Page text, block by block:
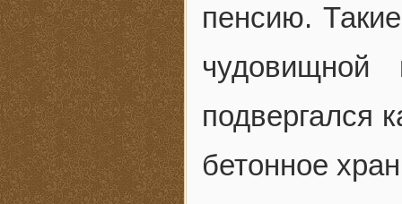
пенсию.
чудовищной
подвергался
бетонное